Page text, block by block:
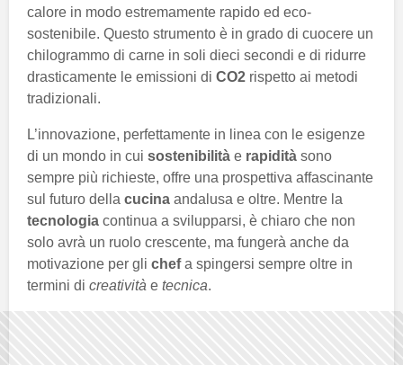
calore in modo estremamente rapido ed eco-
sostenibile. Questo strumento è in grado di cuocere un
chilogrammo di carne in soli dieci secondi e di ridurre
drasticamente le emissioni di CO2 rispetto ai metodi
tradizionali.
L’innovazione, perfettamente in linea con le esigenze
di un mondo in cui sostenibilità e rapidità sono
sempre più richieste, offre una prospettiva affascinante
sul futuro della cucina andalusa e oltre. Mentre la
tecnologia continua a svilupparsi, è chiaro che non
solo avrà un ruolo crescente, ma fungerà anche da
motivazione per gli chefa spingersi sempre oltre in
termini di creatività e tecnica.